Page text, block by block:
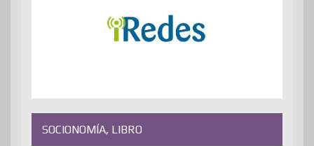
SOCIONOMÍA, LIBRO